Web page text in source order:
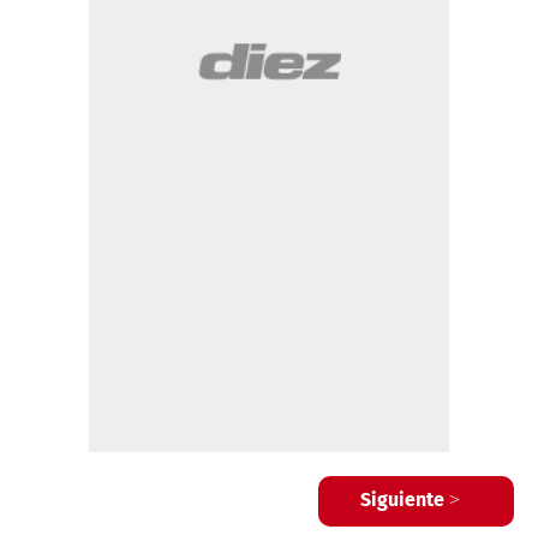
Siguiente >